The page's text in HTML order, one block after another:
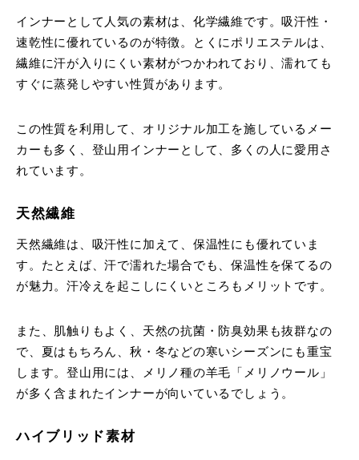
インナーとして人気の素材は、化学繊維です。吸汗性・
速乾性に優れているのが特徴。とくにポリエステルは、
繊維に汗が入りにくい素材がつかわれており、濡れても
すぐに蒸発しやすい性質があります。
この性質を利用して、オリジナル加工を施しているメー
カーも多く、登山用インナーとして、多くの人に愛用さ
れています。
天然繊維
天然繊維は、吸汗性に加えて、保温性にも優れていま
す。たとえば、汗で濡れた場合でも、保温性を保てるの
が魅力。汗冷えを起こしにくいところもメリットです。
また、肌触りもよく、天然の抗菌・防臭効果も抜群なの
で、夏はもちろん、秋・冬などの寒いシーズンにも重宝
します。登山用には、メリノ種の羊毛「メリノウール」
が多く含まれたインナーが向いているでしょう。
ハイブリッド素材